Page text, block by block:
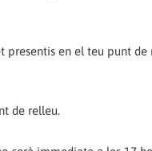
presentis en el teu punt de
de relleu.